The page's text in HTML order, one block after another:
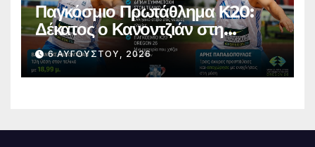
Παγκόσμιο Πρωτάθλημα Κ20:
Δέκατος ο Κανοντζιάν στη
σφαιροβολία – Άτυχος ο
Παπαδόπουλος στον τελικό
6 ΑΥΓΟΎΣΤΟΥ, 2026